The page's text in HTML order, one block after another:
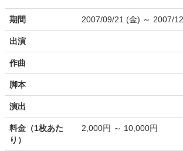
期間 2007/09/21 (金) ～ 2007/
出演
作曲
脚本
演出
料金（1枚あた
り）
2,000円 ～ 10,000円